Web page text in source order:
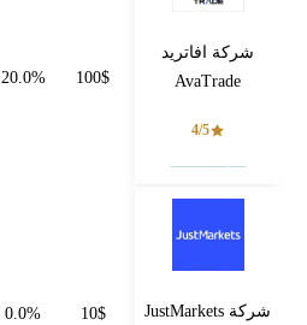
شركة افاتريد
AvaTrade
4/5
100$
20.0%
شركة JustMarkets
10$
0.0%